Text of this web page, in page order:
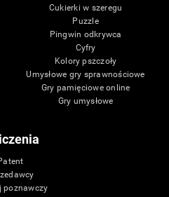
Cukierki w szeregu
Puzzle
Pingwin odkrywca
Cyfry
Kolory pszczoły
Umysłowe gry sprawnościowe
Gry pamięciowe online
Gry umysłowe
poznawczy